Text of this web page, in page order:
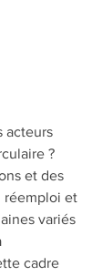
acteurs
?
et des
réemploi et
variés
cadre